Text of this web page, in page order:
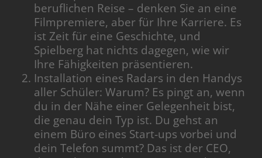
beruflichen Reise – denken Sie an eine
Filmpremiere, aber für Ihre Karriere. Es
ist Zeit für eine Geschichte, und
Spielberg hat nichts dagegen, wie wir
Ihre Fähigkeiten präsentieren.
Installation eines Radars in den Handys
aller Schüler: Warum? Es pingt an, wenn
du in der Nähe einer Gelegenheit bist,
die genau dein Typ ist. Du gehst an
einem Büro eines Start-ups vorbei und
dein Telefon summt? Das ist der CEO,